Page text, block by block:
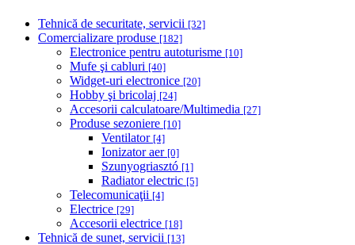
Tehnică de securitate, servicii [32]
Comercializare produse [182]
Electronice pentru autoturisme [10]
Mufe şi cabluri [40]
Widget-uri electronice [20]
Hobby şi bricolaj [24]
Accesorii calculatoare/Multimedia [27]
Produse sezoniere [10]
Ventilator [4]
Ionizator aer [0]
Szunyogriasztó [1]
Radiator electric [5]
Telecomunicaţii [4]
Electrice [29]
Accesorii electrice [18]
Tehnică de sunet, servicii [13]